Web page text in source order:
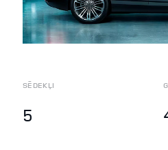
SĒDEKĻI
5